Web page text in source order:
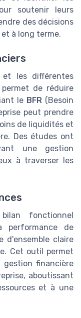
soutenir leurs
des décisions
à long terme.
les différentes
permet de réduire
le BFR (Besoin
peut prendre
de liquidités et
Des études ont
une gestion
à traverser les
fonctionnel
performance de
d'ensemble claire
Cet outil permet
financière
aboutissant
et à une